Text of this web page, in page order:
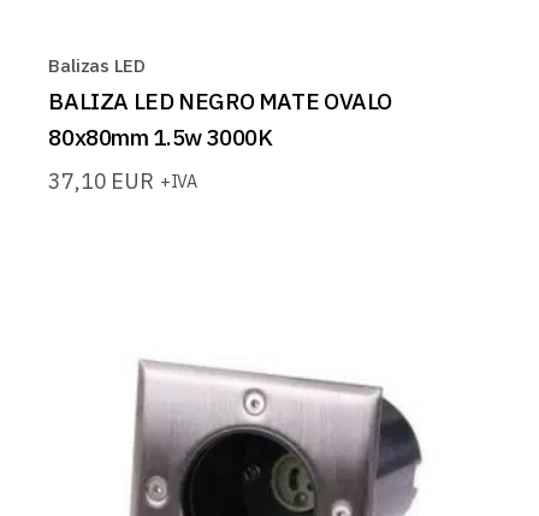
Balizas LED
BALIZA LED NEGRO MATE OVALO
80x80mm 1.5w 3000K
37,10 EUR +IVA